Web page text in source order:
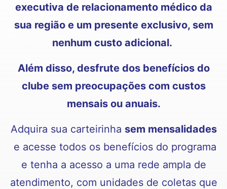
executiva de relacionamento médico da
sua região e um presente exclusivo, sem
nenhum custo adicional.
Além disso, desfrute dos benefícios do
clube sem preocupações com custos
mensais ou anuais.
Adquira sua carteirinha sem mensalidades
e acesse todos os benefícios do programa
e tenha a acesso a uma rede ampla de
atendimento, com unidades de coletas que